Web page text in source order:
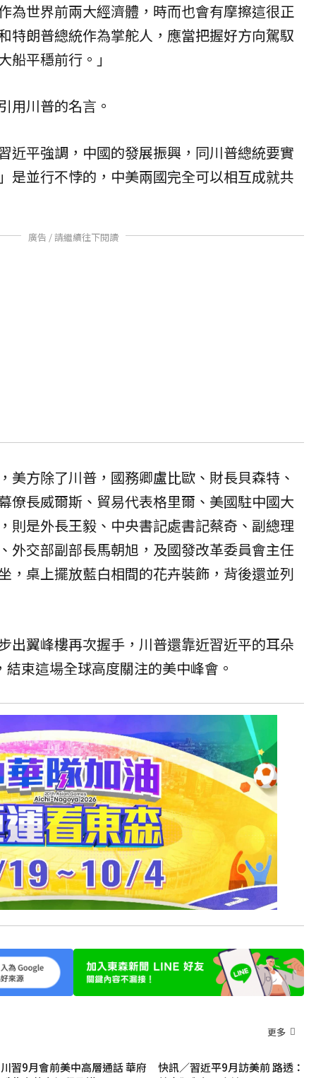
為世界前兩大經濟體，時而也會有摩擦這很正
特朗普總統作為掌舵人，應當把握好方向駕馭
船平穩前行。」
用川普的名言。
近平強調，中國的發展振興，同川普總統要實
是並行不悖的，中美兩國完全可以相互成就共
廣告 / 請繼續往下閱讀
美方除了川普，國務卿盧比歐、財長貝森特、
僚長威爾斯、貿易代表格里爾、美國駐中國大
則是外長王毅、中央書記處書記蔡奇、副總理
外交部副部長馬朝旭，及國發改革委員會主任
，桌上擺放藍白相間的花卉裝飾，背後還並列
出翼峰樓再次握手，川普還靠近習近平的耳朵
束這場全球高度關注的美中峰會。
更多
川習9月會前美中高層通話 華府
快訊／習近平9月訪美前 路透：